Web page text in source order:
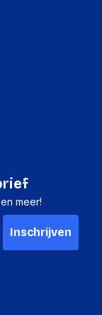
meer!
Inschrijven